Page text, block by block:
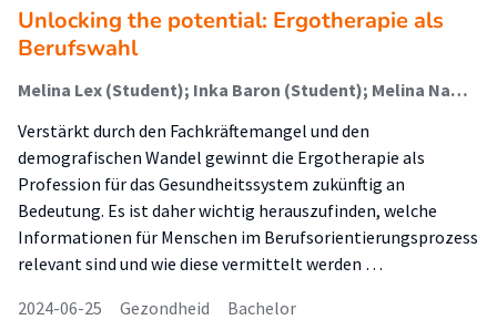
Unlocking the potential: Ergotherapie als
Berufswahl
Melina Lex (Student); Inka Baron (Student); Melina Nawrath (Student); Paula Euskirchen (Student); Nicole Kaldewei (Begeleider)
Verstärkt durch den Fachkräftemangel und den
demografischen Wandel gewinnt die Ergotherapie als
Profession für das Gesundheitssystem zukünftig an
Bedeutung. Es ist daher wichtig herauszufinden, welche
Informationen für Menschen im Berufsorientierungsprozess
relevant sind und wie diese vermittelt werden …
2024-06-25
Gezondheid Bachelor